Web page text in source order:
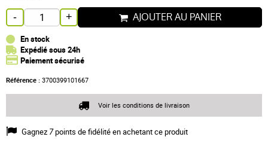
- + AJOUTER AU PANIER
En stock
Expédié sous 24h
Paiement sécurisé
Référence : 3700399101667
Gagnez 7points de fidélité en achetant ce produit
Voir les conditions de livraison